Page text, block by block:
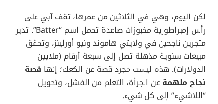
لكن اليوم، وهي في الثلاثين من عمرها، تقف آبي على
رأس إمبراطورية مخبوزات صاعدة تحمل اسم “Batter”. تدير
متجرين ناجحين في ولايتي هاموند ونيو أورلينز، وتحقق
مبيعات سنوية مذهلة تصل إلى سبعة أرقام (ملايين
الدولارات). هذه ليست مجرد قصة عن الكعك؛ إنها قصة
نجاح ملهمة عن الجرأة، التعلم من الفشل، وتحويل
“اللاشيء” إلى كل شيء.